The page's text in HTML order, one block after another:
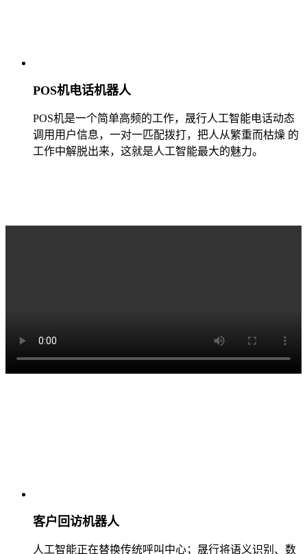
POS机电话机器人
POS机是一个简单高频的工作，晟行人工智能电话动态
调用用户信息，一对一匹配拨打，把人从繁重而枯燥 的
工作中解脱出来，这就是人工智能最大的魅力。
客户回访机器人
人工智能正在替换传统呼叫中心；晟行将语义识别、数